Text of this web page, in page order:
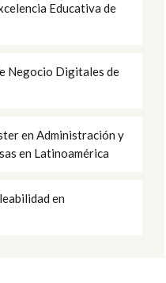
Educativa de
Negocio Digitales de
en Administración y
en Latinoamérica
en